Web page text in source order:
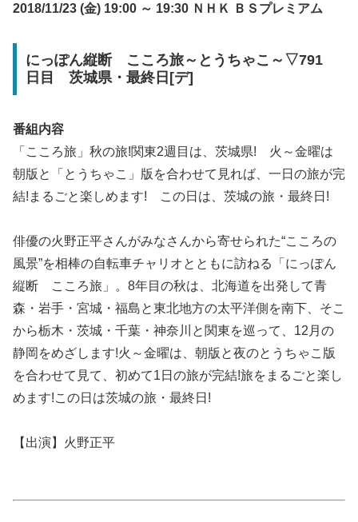
2018/11/23 (金) 19:00 ～ 19:30 ＮＨＫ ＢＳプレミアム
にっぽん縦断 こころ旅～とうちゃこ～▽791
日目 茨城県・最終日[デ]
番組内容
「こころ旅」秋の旅!関東2週目は、茨城県! 火～金曜は
朝版と「とうちゃこ」版を合わせて見れば、一日の旅が完
結!まるごと楽しめます! この日は、茨城の旅・最終日!
俳優の火野正平さんがみなさんから寄せられた“こころの
風景”を相棒の自転車チャリオとともに訪ねる「にっぽん
縦断 こころ旅」。8年目の秋は、北海道を出発して青
森・岩手・宮城・福島と東北地方の太平洋側を南下、そこ
から栃木・茨城・千葉・神奈川と関東を巡って、12月の
静岡をめざします!火～金曜は、朝版と夜のとうちゃこ版
を合わせて見て、初めて1日の旅が完結!旅をまるごと楽し
めます!この日は茨城の旅・最終日!
【出演】火野正平